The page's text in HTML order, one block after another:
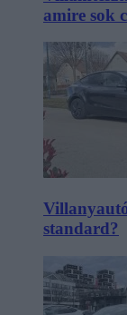
amire sok
standard?